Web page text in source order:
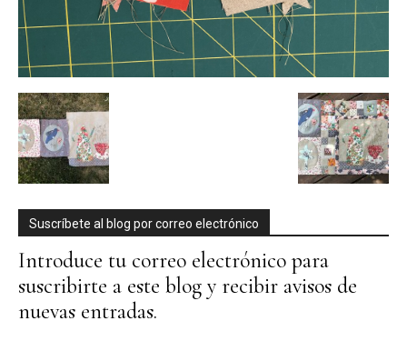
Suscríbete al blog por correo electrónico
Introduce tu correo electrónico para
suscribirte a este blog y recibir avisos de
nuevas entradas.